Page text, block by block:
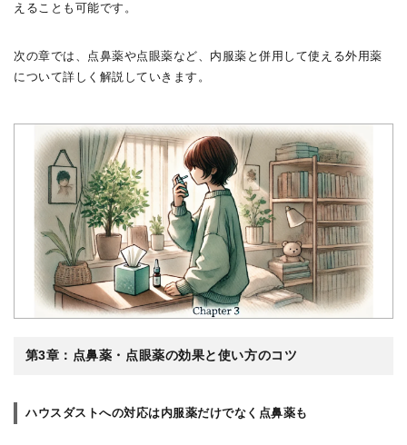
えることも可能です。
次の章では、点鼻薬や点眼薬など、内服薬と併用して使える外用薬
について詳しく解説していきます。
第3章：点鼻薬・点眼薬の効果と使い方のコツ
ハウスダストへの対応は内服薬だけでなく点鼻薬も